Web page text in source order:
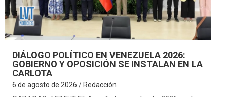
DIÁLOGO POLÍTICO EN VENEZUELA 2026:
GOBIERNO Y OPOSICIÓN SE INSTALAN EN LA
CARLOTA
6 de agosto de 2026 Redacción